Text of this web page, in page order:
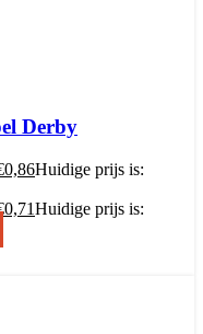
Derby
0,86Huidige prijs is:
0,71Huidige prijs is: